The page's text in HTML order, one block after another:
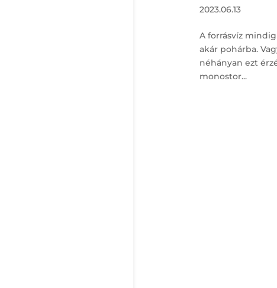
2023.06.13
A forrásvíz
akár pohárba.
néhányan ezt
monostor...